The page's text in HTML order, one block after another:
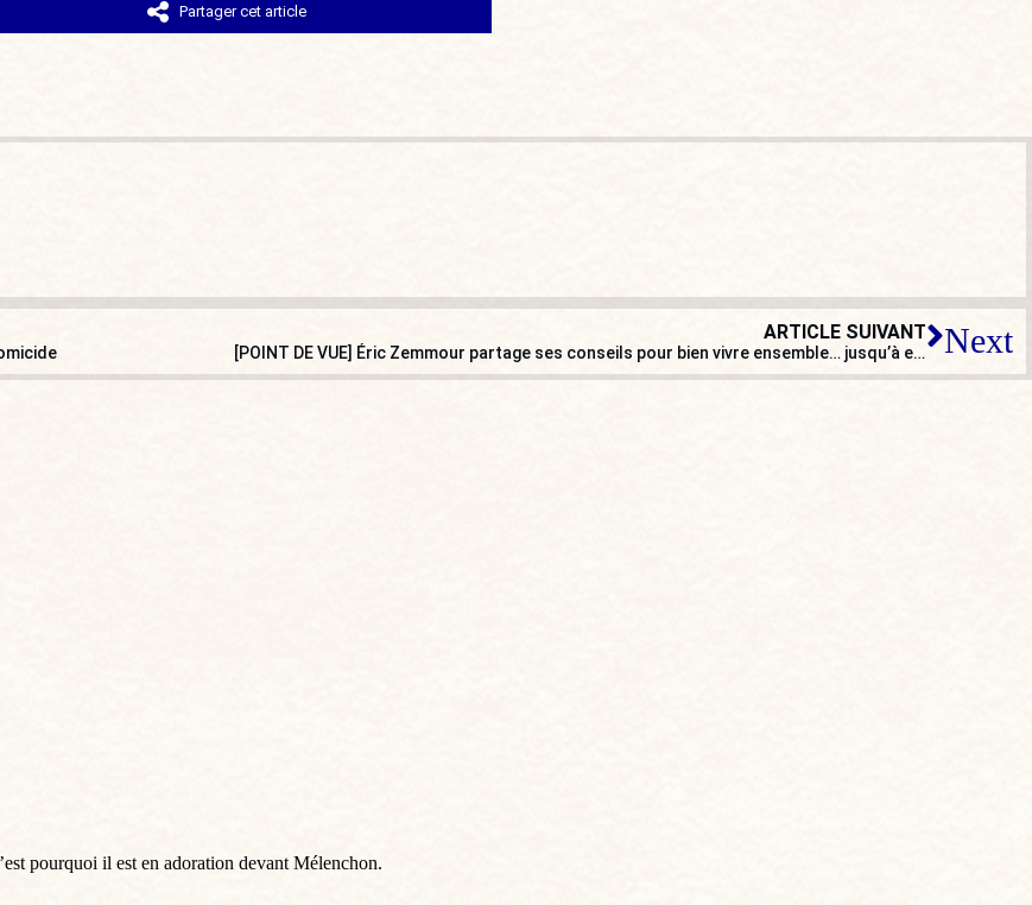
Partager cet article
ARTICLE SUIVANT
[POINT DE VUE] Éric Zemmour partage ses conseils pour bien vivre ensemble… jusqu’à en mourir Next
pourquoi il est en adoration devant Mélenchon.